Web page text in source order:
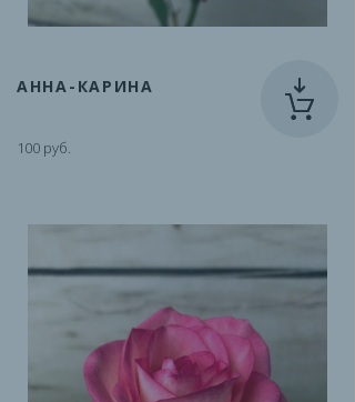
АННА-КАРИНА
100 руб.